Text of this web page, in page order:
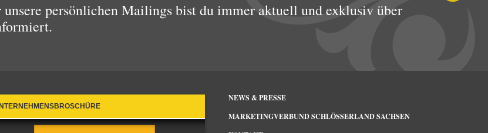
unsere persönlichen Mailings bist du immer aktuell und exklusiv über
NEWS & PRESSE
MARKETINGVERBUND SCHLÖSSERLAND SACHSEN